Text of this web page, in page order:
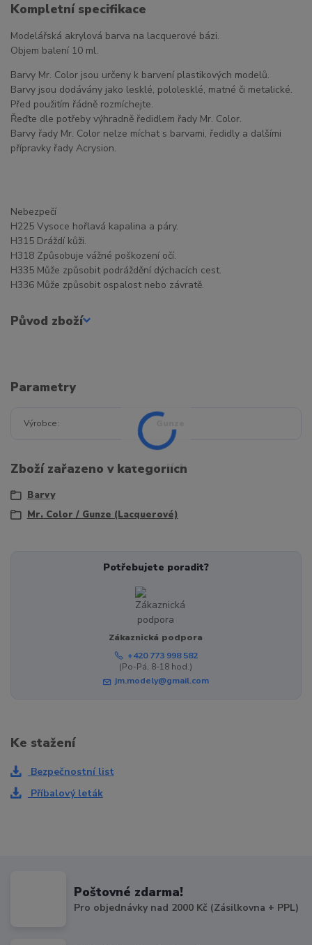
Kompletní specifikace
Modelářská akrylová barva na lacquerové bázi.
Objem balení 10 ml.
Barvy Mr. Color jsou určeny k barvení plastikových modelů.
Barvy jsou dodávány jako lesklé, pololesklé, matné či metalické.
Před použitím řádně rozmíchejte.
Řeďte dle potřeby výhradně ředidlem řady Mr. Color.
Barvy řady Mr. Color nelze míchat s barvami, ředidly a dalšími
přípravky řady Acrysion.
Nebezpečí
H225 Vysoce hořlavá kapalina a páry.
H315 Dráždí kůži.
H318 Způsobuje vážné poškození očí.
H335 Může způsobit podráždění dýchacích cest.
H336 Může způsobit ospalost nebo závratě.
Původ zboží
Parametry
Výrobce
Zboží zařazeno v kategoriích
Barvy
Mr. Color / Gunze (Lacquerové)
Potřebujete poradit?
Zákaznická podpora
+420 773 998 582
(Po-Pá, 8-18 hod.)
jm.modely@gmail.com
Ke stažení
Bezpečnostní list
Příbalový leták
Poštovné zdarma!
Pro objednávky nad 2000 Kč (Zásilkovna + PPL)